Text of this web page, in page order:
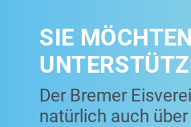
SIE
Der Bremer
natürlich auch über